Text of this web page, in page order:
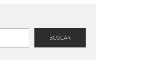
BUSCAR